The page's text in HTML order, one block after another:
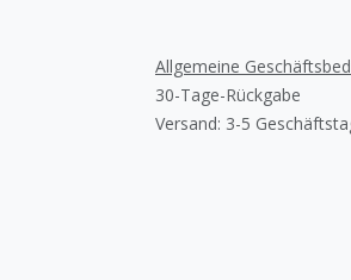
Allgemeine
30-Tage-Rückgabe
Versand: 3-5